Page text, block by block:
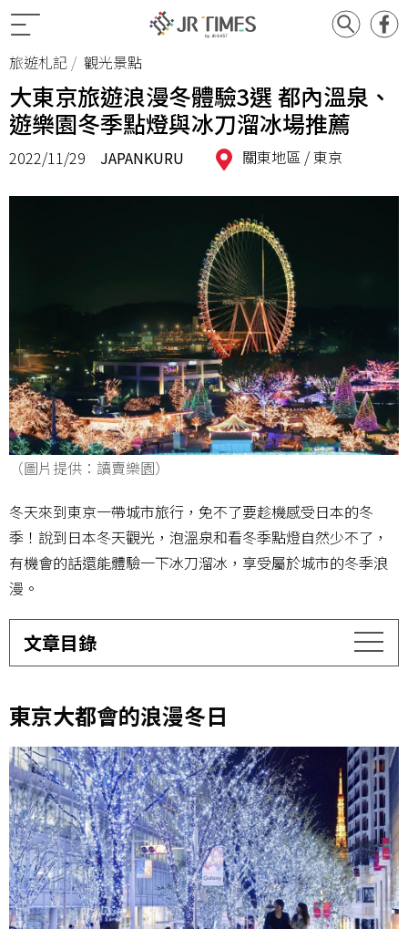
旅遊札記 觀光景點
大東京旅遊浪漫冬體驗3選 都內溫泉、
遊樂園冬季點燈與冰刀溜冰場推薦
2022/11/29 JAPANKURU 關東地區 /東京
（圖片提供：讀賣樂園）
冬天來到東京一帶城市旅行，免不了要趁機感受日本的冬
季！說到日本冬天觀光，泡溫泉和看冬季點燈自然少不了，
有機會的話還能體驗一下冰刀溜冰，享受屬於城市的冬季浪
漫。
文章目錄
東京大都會的浪漫冬日